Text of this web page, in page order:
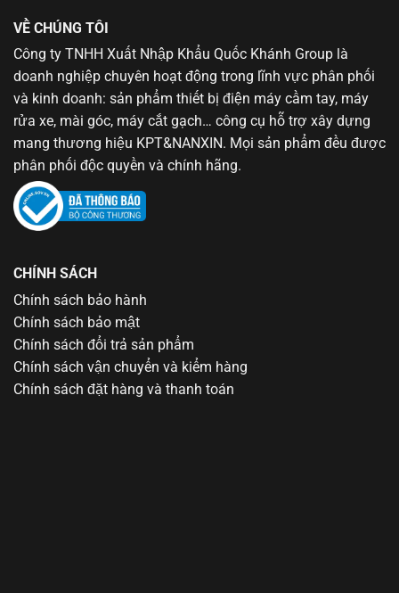
VỀ CHÚNG TÔI
Công ty TNHH Xuất Nhập Khẩu Quốc Khánh Group là
doanh nghiệp chuyên hoạt động trong lĩnh vực phân phối
và kinh doanh: sản phẩm thiết bị điện máy cầm tay, máy
rửa xe, mài góc, máy cắt gạch… công cụ hỗ trợ xây dựng
mang thương hiệu KPT&NANXIN. Mọi sản phẩm đều được
phân phối độc quyền và chính hãng.
CHÍNH SÁCH
Chính sách bảo hành
Chính sách bảo mật
Chính sách đổi trả sản phẩm
Chính sách vận chuyển và kiểm hàng
Chính sách đặt hàng và thanh toán